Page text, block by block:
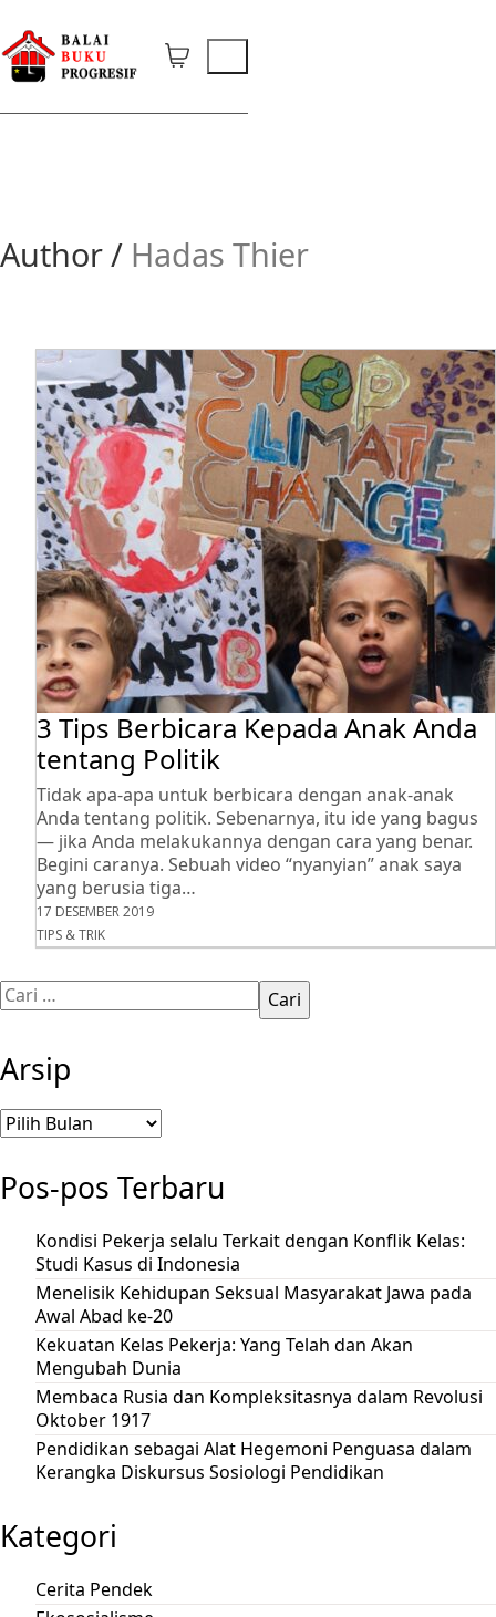
Author / Hadas Thier
3 Tips Berbicara Kepada Anak Anda
tentang Politik
Tidak apa-apa untuk berbicara dengan anak-anak
Anda tentang politik. Sebenarnya, itu ide yang bagus
— jika Anda melakukannya dengan cara yang benar.
Begini caranya. Sebuah video “nyanyian” anak saya
yang berusia tiga…
17 DESEMBER 2019
TIPS & TRIK
Cari
untuk:
Arsip
Arsip
Pos-pos Terbaru
Kondisi Pekerja selalu Terkait dengan Konflik Kelas:
Studi Kasus di Indonesia
Menelisik Kehidupan Seksual Masyarakat Jawa pada
Awal Abad ke-20
Kekuatan Kelas Pekerja: Yang Telah dan Akan
Mengubah Dunia
Membaca Rusia dan Kompleksitasnya dalam Revolusi
Oktober 1917
Pendidikan sebagai Alat Hegemoni Penguasa dalam
Kerangka Diskursus Sosiologi Pendidikan
Kategori
Cerita Pendek